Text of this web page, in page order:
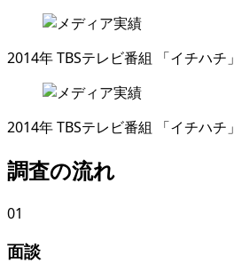
2014年TBSテレビ番組 「イチハチ」
2014年TBSテレビ番組 「イチハチ」
調査の流れ
01
面談